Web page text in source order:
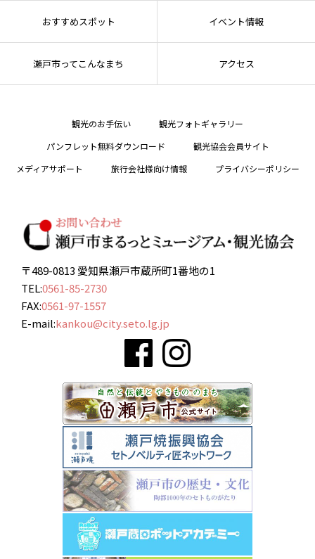
おすすめスポット イベント情報
瀬戸市ってこんなまち アクセス
観光のお手伝い
観光フォトギャラリー
パンフレット無料ダウンロード
観光協会会員サイト
メディアサポート
旅行会社様向け情報 プライバシーポリシー
〒489-0813 愛知県瀬戸市蔵所町1番地の1
TEL:0561-85-2730
FAX:0561-97-1557
E-mail:kankou@city.seto.lg.jp